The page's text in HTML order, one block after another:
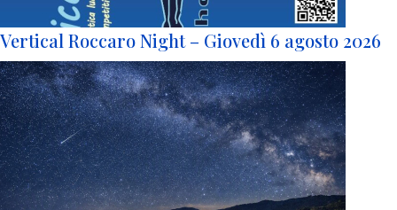
Vertical Roccaro Night – Giovedì 6 agosto 2026